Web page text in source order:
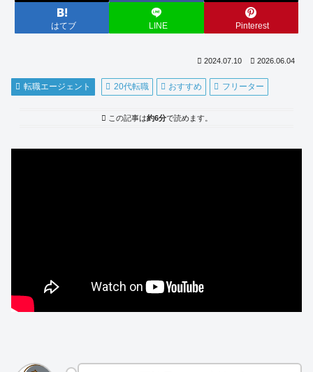
はてブ LINE Pinterest
2024.07.10 2026.06.04
転職エージェント 20代転職 おすすめ フリーター
この記事は約6分で読めます。